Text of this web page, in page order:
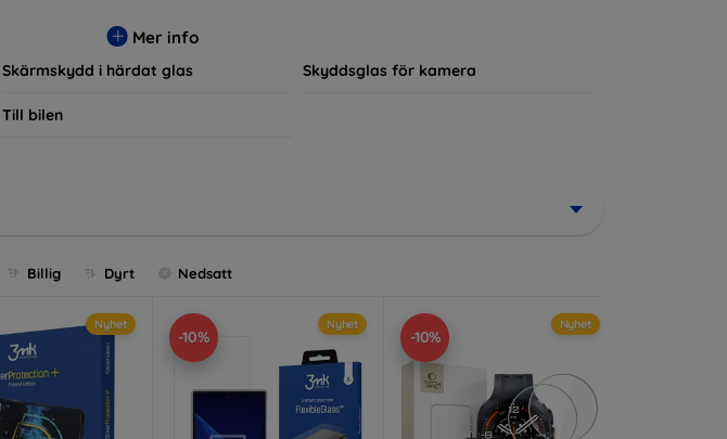
hittar det perfekta skyddet för sin enhet.
Mer info
Skärmskydd i härdat glas Skyddsglas för kamera
Till bilen
Billig Dyrt Nedsatt
Nyhet
-10%
Nyhet
-10%
Nyhet